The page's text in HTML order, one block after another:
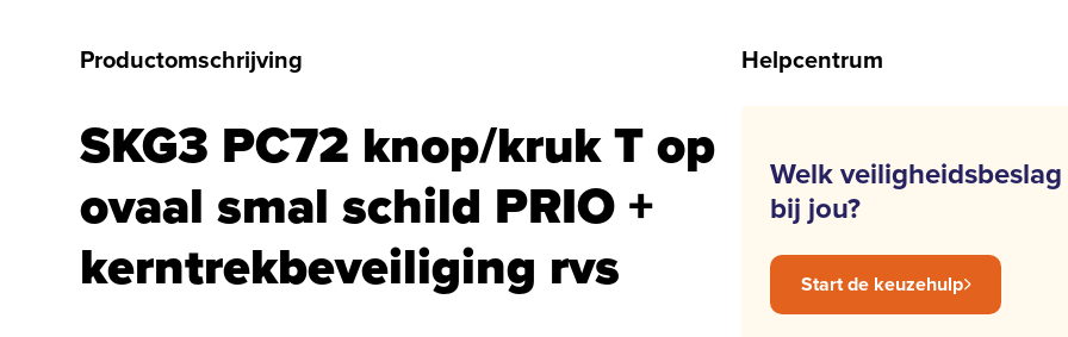
Productomschrijving
SKG3 PC72 knop/kruk T op
ovaal smal schild PRIO +
kerntrekbeveiliging rvs
Helpcentrum
Welk
bij jou?
Start de keuzehulp